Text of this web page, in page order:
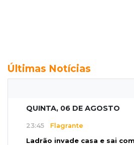
Últimas Notícias
QUINTA, 06 DE AGOSTO
23:45 Flagrante
Ladrão invade casa e sai